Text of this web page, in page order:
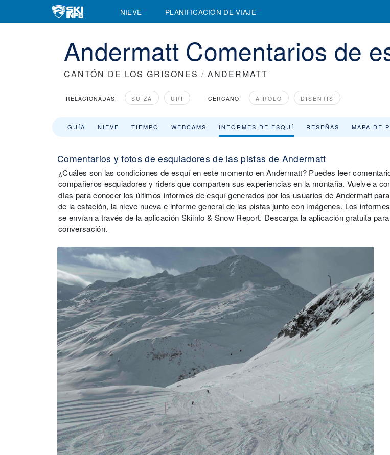
NIEVE PLANIFICACIÓN DE VIAJE
Andermatt Comentarios de
CANTÓN DE LOS GRISONES / ANDERMATT
RELACIONADAS: SUIZA URI CERCANO: AIROLO DISENTIS
GUÍA NIEVE TIEMPO WEBCAMS INFORMES DE ESQUÍ RESEÑAS MAPA DE
Comentarios y fotos de esquiadores de las pistas de Andermatt
¿Cuáles son las condiciones de esquí en este momento en Andermatt? Puedes leer
compañeros esquiadores y riders que comparten sus experiencias en la montaña. Vuelve a
días para conocer los últimos informes de esquí generados por los usuarios de Andermatt
de la estación, la nieve nueva e informe general de las pistas junto con imágenes. Los
se envían a través de la aplicación Skiinfo & Snow Report. Descarga la aplicación gratuita
conversación.